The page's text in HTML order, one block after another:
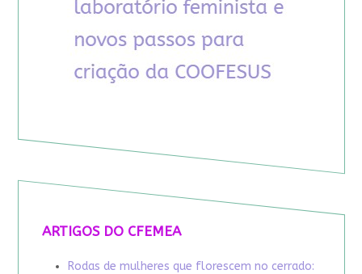
ARTIGOS DO CFEMEA
Rodas de mulheres que florescem no cerrado: